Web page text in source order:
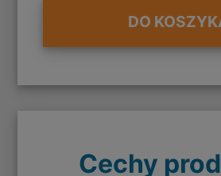
DO
Cechy